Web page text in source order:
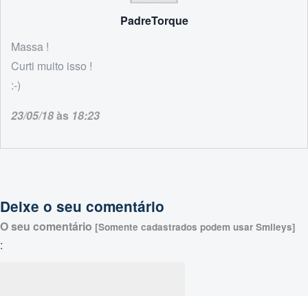
PadreTorque
Massa !
Curti muito isso !
:-)
23/05/18às 18:23
Deixe o seu comentário
O seu comentário [Somente cadastrados podem usar Smileys]
: